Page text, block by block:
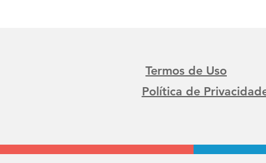
Termos de Uso
Política de